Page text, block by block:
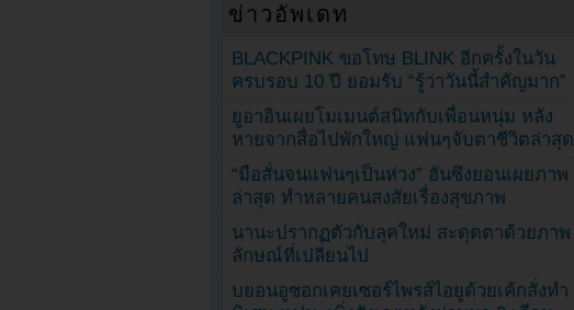
ข่าวอัพเดท
BLACKPINK ขอโทษ BLINK อีกครั้งในวัน
ครบรอบ 10 ปี ยอมรับ “รู้ว่าวันนี้สำคัญมาก”
ยูอาอินเผยโมเมนต์สนิทกับเพื่อนหนุ่ม หลัง
หายจากสื่อไปพักใหญ่ แฟนๆจับตาชีวิตล่าสุด
“มือสั่นจนแฟนๆเป็นห่วง” ฮันซึงยอนเผยภาพ
ล่าสุด ทำหลายคนสงสัยเรื่องสุขภาพ
นานะปรากฏตัวกับลุคใหม่ สะดุดตาด้วยภาพ
ลักษณ์ที่เปลี่ยนไป
บยอนอูซอกเคยเซอร์ไพรส์ไอยูด้วยเค้กสั่งทำ